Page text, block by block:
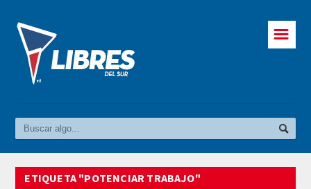
☰
ETIQUETA "POTENCIAR TRABAJO"